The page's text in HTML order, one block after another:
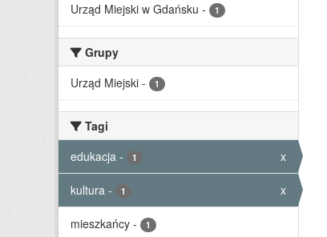
Urząd Miejski w Gdańsku - 1
Grupy
Urząd Miejski - 1
Tagi
edukacja - 1 x
kultura - 1 x
mieszkańcy - 1